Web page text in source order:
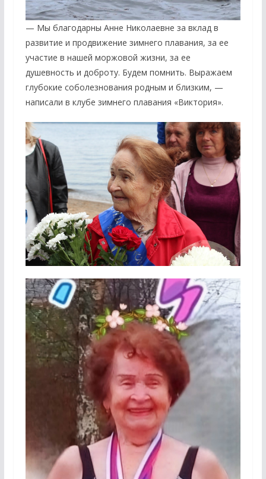
— Мы благодарны Анне Николаевне за вклад в
развитие и продвижение зимнего плавания, за ее
участие в нашей моржовой жизни, за ее
душевность и доброту. Будем помнить. Выражаем
глубокие соболезнования родным и близким, —
написали в клубе зимнего плавания «Виктория».